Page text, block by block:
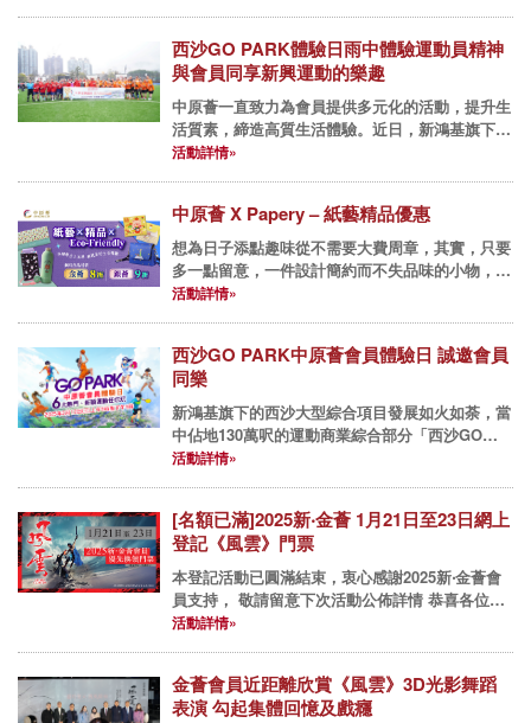
西沙GO PARK體驗日雨中體驗運動員精神
與會員同享新興運動的樂趣
中原薈一直致力為會員提供多元化的活動，提升生
活質素，締造高質生活體驗。近日，新鴻基旗下西
沙 GO PARK 盛大開幕，這個佔地130萬平方呎的
活動詳情»
中原薈 X Papery – 紙藝精品優惠
想為日子添點趣味從不需要大費周章，其實，只要
多一點留意，一件設計簡約而不失品味的小物，或
一份富創意且環保的選擇，都能為日常注入新鮮感
活動詳情»
西沙GO PARK中原薈會員體驗日 誠邀會員
同樂
新鴻基旗下的西沙大型綜合項目發展如火如荼，當
中佔地130萬呎的運動商業綜合部分「西沙GO
PARK」正式啟用，這個集室外與室內運動、娛
活動詳情»
[名額已滿]2025新‧金薈 1月21日至23日網上
登記《風雲》門票
本登記活動已圓滿結束，衷心感謝2025新‧金薈會
員支持， 敬請留意下次活動公佈詳情 恭喜各位成
功申請/升級成為中原薈「2025新‧金薈」的會員，
活動詳情»
金薈會員近距離欣賞《風雲》3D光影舞蹈
表演 勾起集體回憶及戲癮